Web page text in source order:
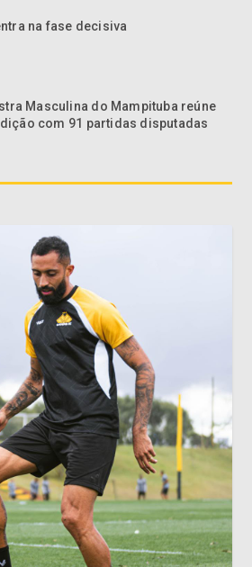
na fase decisiva
Masculina do Mampituba reúne
com 91 partidas disputadas